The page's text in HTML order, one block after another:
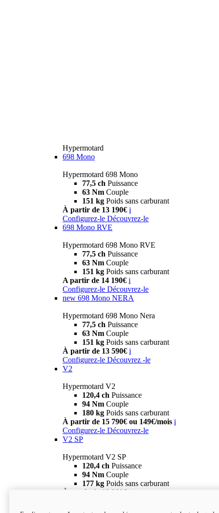
Hypermotard
698 Mono
Hypermotard 698 Mono
77,5 ch Puissance
63 Nm Couple
151 kg Poids sans carburant
À partir de 13 190€ i
Configurez-le Découvrez-le
698 Mono RVE
Hypermotard 698 Mono RVE
77,5 ch Puissance
63 Nm Couple
151 kg Poids sans carburant
A partir de 14 190€ i
Configurez-le Découvrez-le
new 698 Mono NERA
Hypermotard 698 Mono Nera
77,5 ch Puissance
63 Nm Couple
151 kg Poids sans carburant
À partir de 13 590€ i
Configurez-le Découvrez -le
V2
Hypermotard V2
120,4 ch Puissance
94 Nm Couple
180 kg Poids sans carburant
À partir de 15 790€ ou 149€/mois i
Configurez-le Découvrez-le
V2 SP
Hypermotard V2 SP
120,4 ch Puissance
94 Nm Couple
177 kg Poids sans carburant
À partir de 19 990€ i
new
V2 SP 100